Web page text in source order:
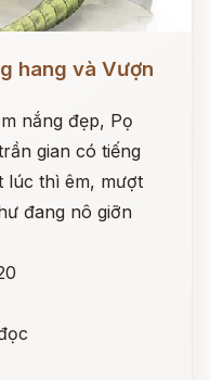
hang và Vượn
nắng đẹp, Pọ
gian có tiếng
lúc thì êm, mượt
đang nô giỡn